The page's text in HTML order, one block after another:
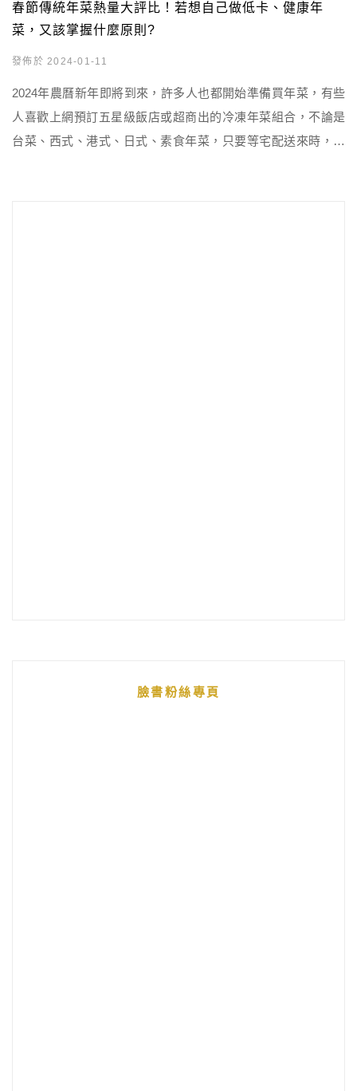
春節傳統年菜熱量大評比！若想自己做低卡、健康年
菜，又該掌握什麼原則?
發佈於 2024-01-11
2024年農曆新年即將到來，許多人也都開始準備買年菜，有些
人喜歡上網預訂五星級飯店或超商出的冷凍年菜組合，不論是
台菜、西式、港式、日式、素食年菜，只要等宅配送來時，稍
臉書粉絲專頁